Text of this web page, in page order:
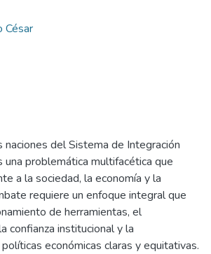
César
naciones del Sistema de Integración
una problemática multifacética que
a la sociedad, la economía y la
requiere un enfoque integral que
de herramientas, el
confianza institucional y la
económicas claras y equitativas.